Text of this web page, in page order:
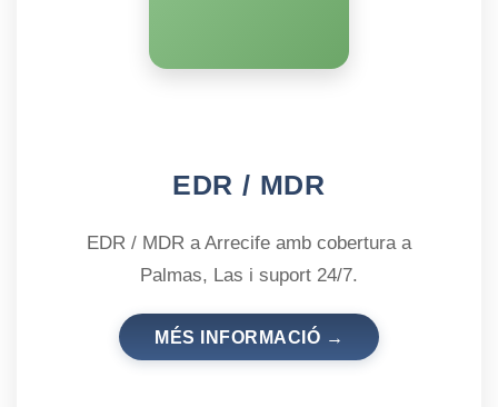
EDR / MDR
EDR / MDR a Arrecife amb cobertura a
Palmas, Las i suport 24/7.
MÉS INFORMACIÓ →